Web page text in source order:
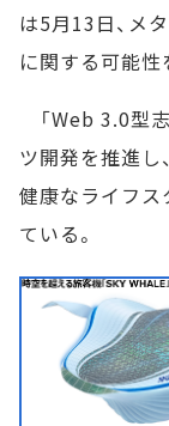
は5月13日、メ
に関する可能性
「Web 3.0型
ツ開発を推進し
健康なライフス
ている。